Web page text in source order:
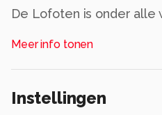
De Lofoten is onder alle
komt tijd tekort.
Meer info tonen
Instellingen